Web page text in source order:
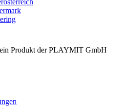
Produkt der PLAYMIT GmbH